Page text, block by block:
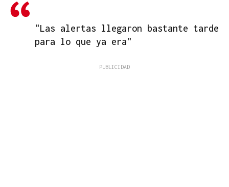
"Las alertas llegaron bastante tarde
para lo que ya era"